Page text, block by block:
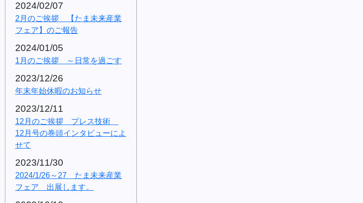
2024/02/07
2月のご挨拶 【たま未来産業
フェア】のご報告
2024/01/05
1月のご挨拶 ～日常を過ごす
2023/12/26
年末年始休暇のお知らせ
2023/12/11
12月のご挨拶 プレス技術
12月号の巻頭インタビューによ
せて
2023/11/30
2024/1/26～27 たま未来産業
フェア 出展します。